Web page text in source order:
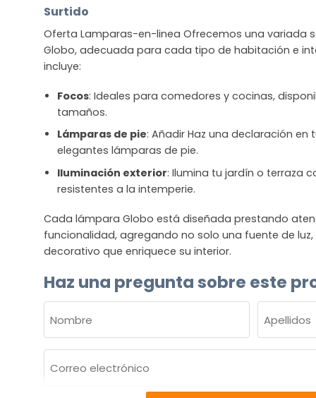
Surtido
Oferta Lamparas-en-linea Ofrecemos una variada
Globo, adecuada para cada tipo de habitación e
incluye:
Focos: Ideales para comedores y cocinas,
tamaños.
Lámparas de pie: Añadir Haz una declaración en
elegantes lámparas de pie.
Iluminación exterior: Ilumina tu jardín o terraza
resistentes a la intemperie.
Cada lámpara Globo está diseñada prestando
funcionalidad, agregando no solo una fuente de
decorativo que enriquece su interior.
Haz una pregunta sobre este
(OBLIGATORIO)
Nombre Apellidos
electrónico